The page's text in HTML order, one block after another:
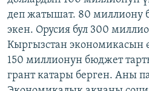
деп жатышат. 80 миллиону
экен. Орусия бул 300
Кыргызстан экономикасын
150 миллионун бюджет
грант катары берген. Аны